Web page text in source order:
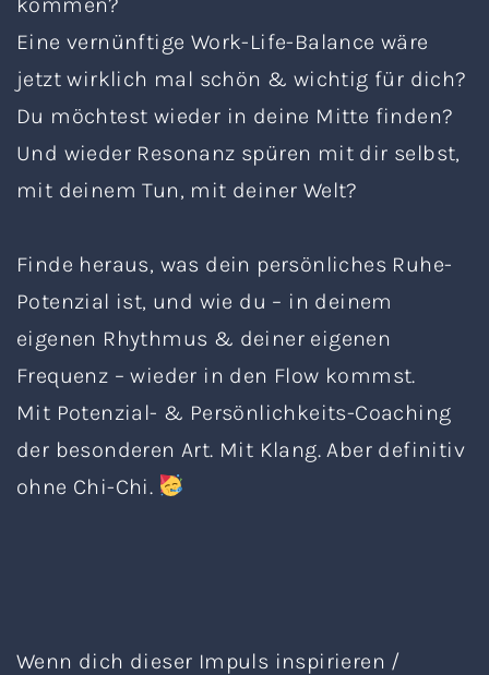
Eine vernünftige Work-Life-Balance wäre
jetzt wirklich mal schön & wichtig für dich?
Du möchtest wieder in deine Mitte finden?
Und wieder Resonanz spüren mit dir selbst,
mit deinem Tun, mit deiner Welt?
Finde heraus, was dein persönliches Ruhe-
Potenzial ist, und wie du – in deinem
eigenen Rhythmus & deiner eigenen
Frequenz – wieder in den Flow kommst.
Mit Potenzial- & Persönlichkeits-Coaching
der besonderen Art. Mit Klang. Aber definitiv
ohne Chi-Chi.
Wenn dich dieser Impuls inspirieren /